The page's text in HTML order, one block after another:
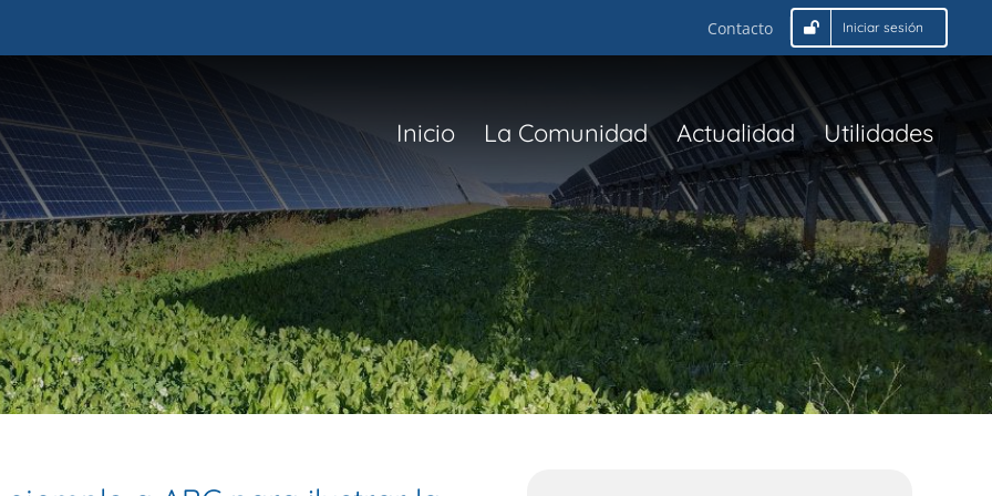
Contacto Iniciar sesión
Inicio La Comunidad Actualidad Utilidades